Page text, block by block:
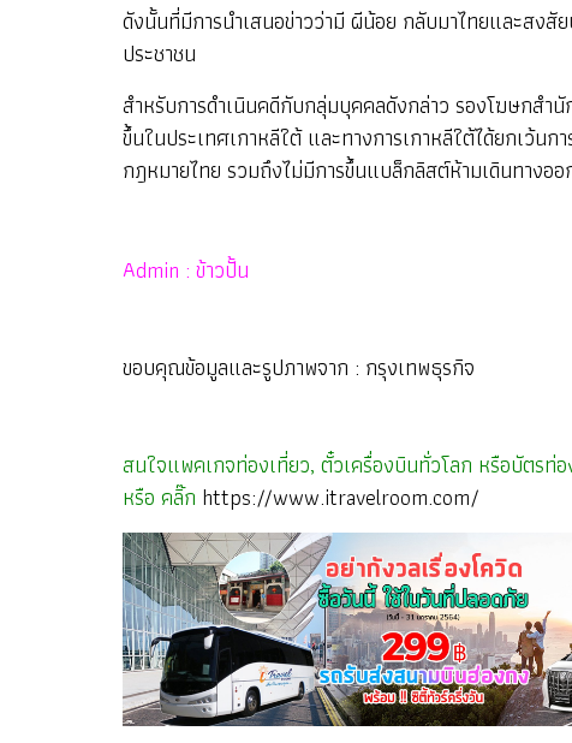
ดังนั้นที่มีการนำเสนอข่าวว่ามี ผีน้อย กลับมาไทยและสง
ประชาชน
สำหรับการดำเนินคดีกับกลุ่มบุคคลดังกล่าว รองโฆษกสำ
ขึ้นในประเทศเกาหลีใต้ และทางการเกาหลีใต้ได้ยกเว้
กฎหมายไทย รวมถึงไม่มีการขึ้นแบล็กลิสต์ห้ามเดินทางออ
Admin : ข้าวปั้น
ขอบคุณข้อมูลและรูปภาพจาก : กรุงเทพธุรกิจ
สนใจแพคเกจท่องเที่ยว, ตั๋วเครื่องบินทั่วโลก หรือบัตร
หรือ คลิ๊ก https://www.itravelroom.com/